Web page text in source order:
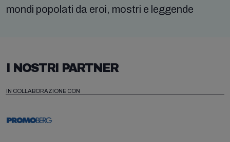
mondi popolati da eroi, mostri e leggende
I NOSTRI PARTNER
IN COLLABORAZIONE CON